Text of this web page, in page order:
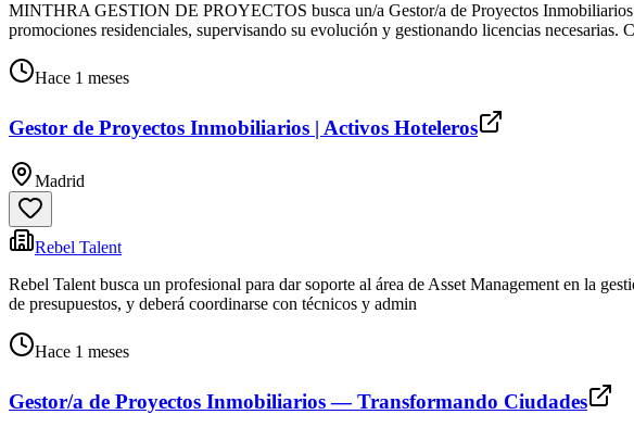
MINTHRA GESTION DE PROYECTOS busca un/a Gestor/a de Proyectos Inmobiliarios
promociones residenciales, supervisando su evolución y gestionando licencias necesarias.
Hace 1 meses
Gestor de Proyectos Inmobiliarios | Activos Hoteleros
Madrid
Rebel Talent
Rebel Talent busca un profesional para dar soporte al área de Asset Management en la
de presupuestos, y deberá coordinarse con técnicos y admin
Hace 1 meses
Gestor/a de Proyectos Inmobiliarios — Transformando Ciudades